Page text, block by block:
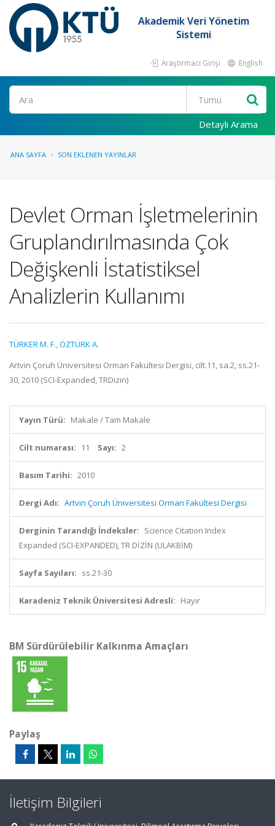
Akademik Veri Yönetim
Sistemi
Araştırmacı Girişi English
Ara
Detaylı Arama
ANA SAYFA SON EKLENEN YAYINLAR
Devlet Orman İşletmelerinin
Gruplandırılmasında Çok
Değişkenli İstatistiksel
Analizlerin Kullanımı
TÜRKER M. F.,ÖZTÜRK A.
Artvin Çoruh Üniversitesi Orman Fakültesi Dergisi, cilt.11, sa.2, ss.21-
30, 2010 (SCI-Expanded, TRDizin)
Yayın Türü: Makale / Tam Makale
Cilt numarası: 11 Sayı: 2
Basım Tarihi: 2010
Dergi Adı: Artvin Çoruh Üniversitesi Orman Fakültesi Dergisi
Derginin Tarandığı İndeksler: Science Citation Index
Expanded (SCI-EXPANDED), TR DİZİN (ULAKBİM)
Sayfa Sayıları: ss.21-30
Karadeniz Teknik Üniversitesi Adresli: Hayır
BM Sürdürülebilir Kalkınma Amaçları
Paylaş
İletişim Bilgileri